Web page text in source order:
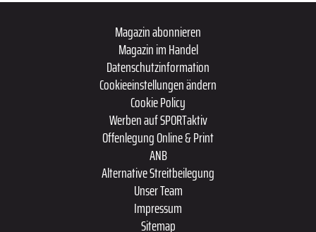
Magazin abonnieren
Magazin im Handel
Datenschutzinformation
Cookieeinstellungen ändern
Cookie Policy
Werben auf SPORTaktiv
Offenlegung Online & Print
ANB
Alternative Streitbeilegung
Unser Team
Impressum
Sitemap